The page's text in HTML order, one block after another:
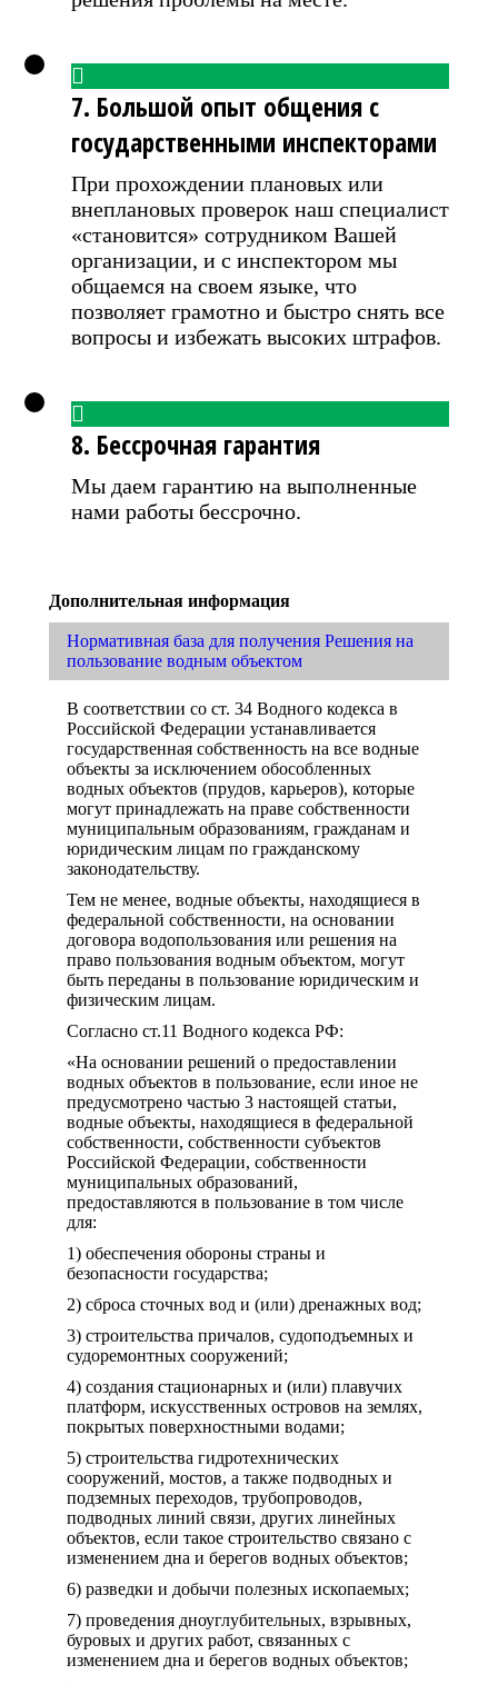
7. Большой опыт общения с
государственными инспекторами
При прохождении плановых или
внеплановых проверок наш специалист
«становится» сотрудником Вашей
организации, и с инспектором мы
общаемся на своем языке, что
позволяет грамотно и быстро снять все
вопросы и избежать высоких штрафов.
8. Бессрочная гарантия
Мы даем гарантию на выполненные
нами работы бессрочно.
Дополнительная информация
Нормативная база для получения Решения на
пользование водным объектом
В соответствии со ст. 34 Водного кодекса в
Российской Федерации устанавливается
государственная собственность на все водные
объекты за исключением обособленных
водных объектов (прудов, карьеров), которые
могут принадлежать на праве собственности
муниципальным образованиям, гражданам и
юридическим лицам по гражданскому
законодательству.
Тем не менее, водные объекты, находящиеся в
федеральной собственности, на основании
договора водопользования или решения на
право пользования водным объектом, могут
быть переданы в пользование юридическим и
физическим лицам.
Согласно ст.11 Водного кодекса РФ:
«На основании решений о предоставлении
водных объектов в пользование, если иное не
предусмотрено частью 3 настоящей статьи,
водные объекты, находящиеся в федеральной
собственности, собственности субъектов
Российской Федерации, собственности
муниципальных образований,
предоставляются в пользование в том числе
для:
1) обеспечения обороны страны и
безопасности государства;
2) сброса сточных вод и (или) дренажных вод;
3) строительства причалов, судоподъемных и
судоремонтных сооружений;
4) создания стационарных и (или) плавучих
платформ, искусственных островов на землях,
покрытых поверхностными водами;
5) строительства гидротехнических
сооружений, мостов, а также подводных и
подземных переходов, трубопроводов,
подводных линий связи, других линейных
объектов, если такое строительство связано с
изменением дна и берегов водных объектов;
6) разведки и добычи полезных ископаемых;
7) проведения дноуглубительных, взрывных,
буровых и других работ, связанных с
изменением дна и берегов водных объектов;